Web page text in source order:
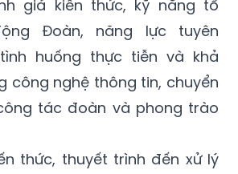
giá kiến thức, kỹ năng tổ
Đoàn, năng lực tuyên
huống thực tiễn và khả
công nghệ thông tin, chuyển
tác đoàn và phong trào
thức, thuyết trình đến xử lý